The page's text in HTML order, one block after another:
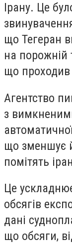
Ірану. Це
що Тегеран
на порожній
що проходив
Агентство
з
що зменшує
помітять
Це
обсягів
дані
що обсяги,